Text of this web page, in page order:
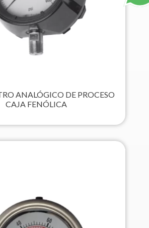
ANALÓGICO DE PROCESO
CAJA FENÓLICA